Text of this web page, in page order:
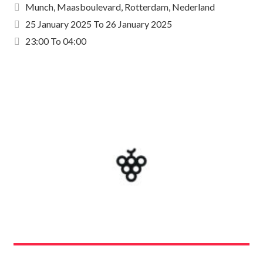
Munch, Maasboulevard, Rotterdam, Nederland
25 January 2025 To 26 January 2025
23:00 To 04:00